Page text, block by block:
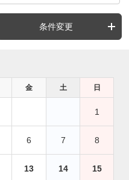
条件変更
金 土 日
1
6 7 8
13 14 15